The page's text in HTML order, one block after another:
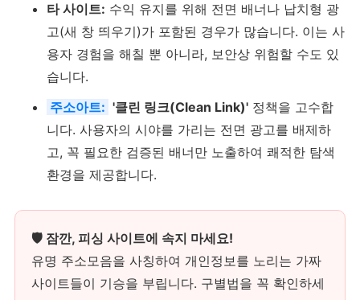
타 사이트: 수익 유지를 위해 전면 배너나 납치형 광
고(새 창 띄우기)가 포함된 경우가 많습니다. 이는 사
용자 경험을 해칠 뿐 아니라, 보안상 위험할 수도 있
습니다.
주소아트: '클린 링크(Clean Link)' 정책을 고수합
니다. 사용자의 시야를 가리는 전면 광고를 배제하
고, 꼭 필요한 검증된 배너만 노출하여 쾌적한 탐색
환경을 제공합니다.
🛡️ 잠깐, 피싱 사이트에 속지 마세요!
유명 주소모음을 사칭하여 개인정보를 노리는 가짜
사이트들이 기승을 부립니다. 구별법을 꼭 확인하세